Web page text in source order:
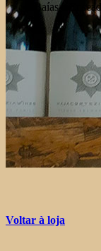
Baías e
Voltar à loja